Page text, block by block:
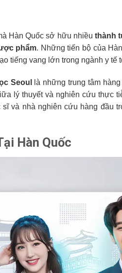
Hàn Quốc sở hữu nhiều thành
phẩm. Những tiến bộ của
tiếng vang lớn trong ngành y tế
Seoul
là những trung tâm
lý thuyết và nghiên cứu thực
và nhà nghiên cứu hàng đầu
Hàn Quốc